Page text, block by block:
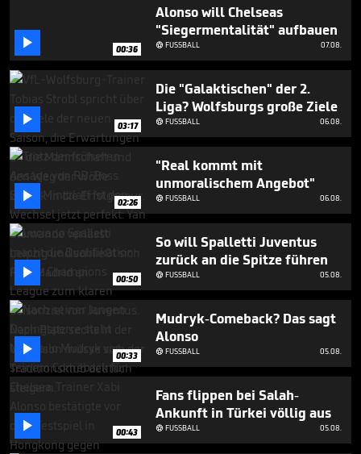
 00:36
Alonso will Chelseas
"Siegermentalität" aufbauen
FUSSBALL 07.08.
 03:17
Die "Galaktischen" der 2.
Liga? Wolfsburgs große Ziele
FUSSBALL 06.08.
 02:26
"Real kommt mit
unmoralischem Angebot"
FUSSBALL 06.08.
 00:50
So will Spalletti Juventus
zurück an die Spitze führen
FUSSBALL 05.08.
 00:33
Mudryk-Comeback? Das sagt
Alonso
FUSSBALL 05.08.
 00:43
Fans flippen bei Salah-
Ankunft in Türkei völlig aus
FUSSBALL 05.08.